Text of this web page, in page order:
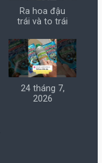
Ra hoa đậu
trái và to trái
24 tháng 7,
2026